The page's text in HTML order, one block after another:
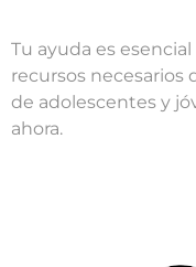
Tu ayuda es
recursos necesarios
de adolescentes y
ahora.